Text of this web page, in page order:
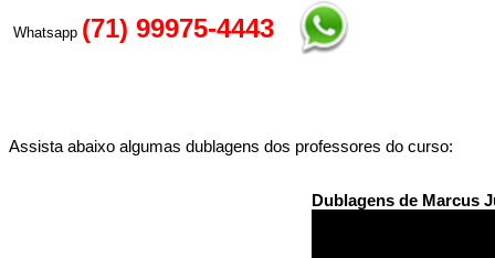
Whatsapp (71) 99975-4443
Assista abaixo algumas dublagens dos professores do curso:
Dublagens de Marcus